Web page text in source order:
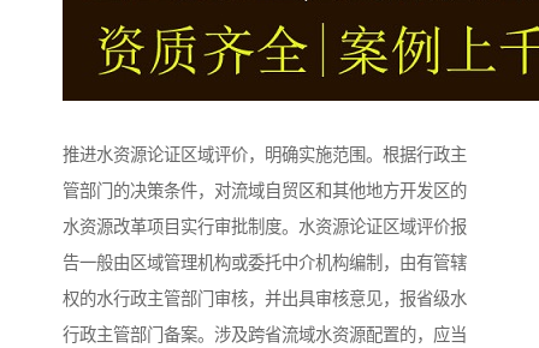
推进水资源论证区域评价，明确实施范围。根据行政主
管部门的决策条件，对流域自贸区和其他地方开发区的
水资源改革项目实行审批制度。水资源论证区域评价报
告一般由区域管理机构或委托中介机构编制，由有管辖
权的水行政主管部门审核，并出具审核意见，报省级水
行政主管部门备案。涉及跨省流域水资源配置的，应当